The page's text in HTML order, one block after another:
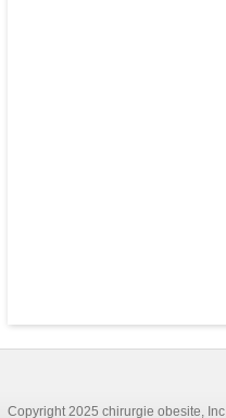
Copyright 2025 chirurgie obesite, Inc